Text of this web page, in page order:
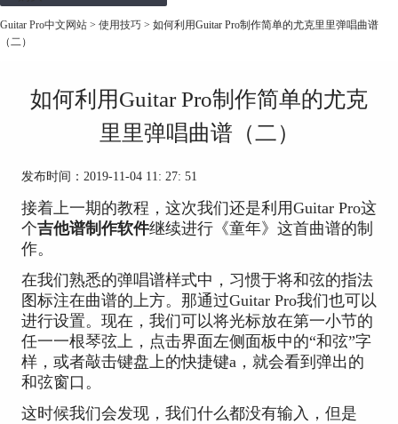
Guitar Pro中文网站 > 使用技巧 > 如何利用Guitar Pro制作简单的尤克里里弹唱曲谱
（二）
如何利用Guitar Pro制作简单的尤克
里里弹唱曲谱（二）
发布时间：2019-11-04 11: 27: 51
接着上一期的教程，这次我们还是利用Guitar Pro这
个吉他谱制作软件继续进行《童年》这首曲谱的制
作。
在我们熟悉的弹唱谱样式中，习惯于将和弦的指法
图标注在曲谱的上方。那通过Guitar Pro我们也可以
进行设置。现在，我们可以将光标放在第一小节的
任一一根琴弦上，点击界面左侧面板中的“和弦”字
样，或者敲击键盘上的快捷键a，就会看到弹出的
和弦窗口。
这时候我们会发现，我们什么都没有输入，但是